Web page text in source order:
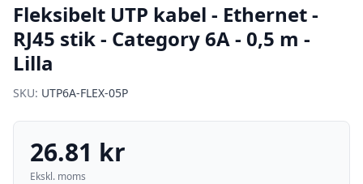
Fleksibelt UTP kabel - Ethernet -
RJ45 stik - Category 6A - 0,5 m -
Lilla
SKU: UTP6A-FLEX-05P
26.81 kr
Ekskl. moms